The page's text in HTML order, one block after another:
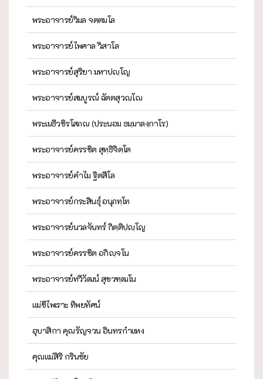
พระอาจารย์วิมล จตฺตมโล
พระอาจารย์ไพศาล วิสาโล
พระอาจารย์สุริยา มหาปญฺโญ
พระอาจารย์สมบูรณ์ ฉัตตสุวณฺโณ
พระเมธีวชิรโสภณ (ประนอม ธมฺมาลงฺกาโร)
พระอาจารย์ครรชิต สุทฺธิจิตฺโต
พระอาจารย์คำไม ฐิตสีโล
พระอาจารย์กระสินธุ์ อนุภทฺโท
พระอาจารย์นวลจันทร์ กิตฺติปญฺโญ
พระอาจารย์ครรชิต อกิญฺจโน
พระอาจารย์ทวีวัฒน์ สุขวฑฺฒโน
แม่ชีไพเราะ ทิพยทัศน์
อุบาสิกา คุณรัญจวน อินทรกำแหง
คุณแม่สิริ กรินชัย